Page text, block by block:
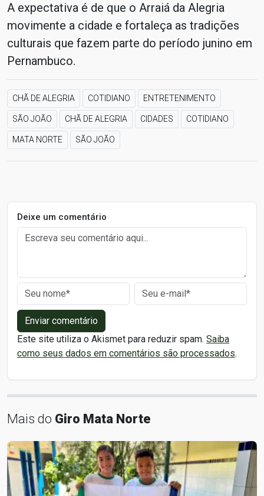
A expectativa é de que o Arraiá da Alegria
movimente a cidade e fortaleça as tradições
culturais que fazem parte do período junino em
Pernambuco.
CHÃ DE ALEGRIA COTIDIANO ENTRETENIMENTO
SÃO JOÃO CHÃ DE ALEGRIA CIDADES COTIDIANO
MATA NORTE SÃO JOÃO
Deixe um comentário
Enviar comentário
Este site utiliza o Akismet para reduzir spam. Saiba
como seus dados em comentários são processados.
Mais do Giro Mata Norte